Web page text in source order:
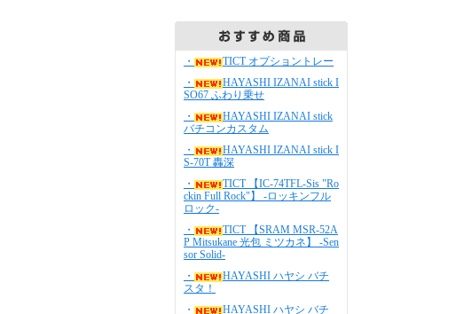
・
TICT オプショントレー
・
HAYASHI IZANAI stick I
SO67 ふわり乗せ
・
HAYASHI IZANAI stick
バチコンカスタム
・
HAYASHI IZANAI stick I
S-70T 轟深
・
TICT 【IC-74TFL-Sis "Ro
ckin Full Rock"】 -ロッキンフル
ロック-
・
TICT 【SRAM MSR-52A
P Mitsukane 光包 ミツカネ】 -Sen
sor Solid-
・
HAYASHI ハヤシ バチ
スタ！
・
HAYASHI ハヤシ バチ